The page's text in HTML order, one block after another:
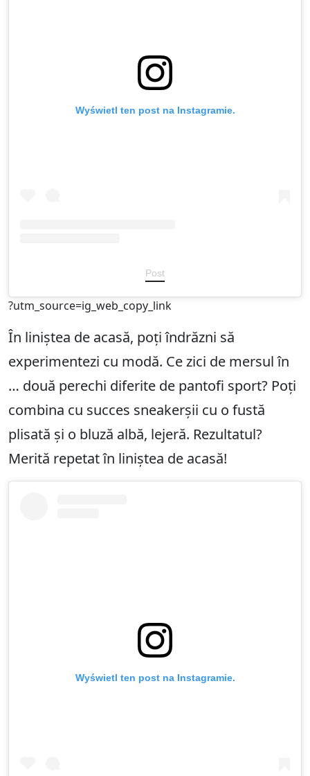
Wyświetl ten post na Instagramie.
Post
?utm_source=ig_web_copy_link
În liniștea de acasă, poți îndrăzni să
experimentezi cu modă. Ce zici de mersul în
… două perechi diferite de pantofi sport? Poți
combina cu succes sneakerșii cu o fustă
plisată și o bluză albă, lejeră. Rezultatul?
Merită repetat în liniștea de acasă!
Wyświetl ten post na Instagramie.